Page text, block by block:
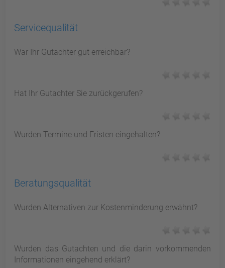
Servicequalität
War Ihr Gutachter gut erreichbar?
Hat Ihr Gutachter Sie zurückgerufen?
Wurden Termine und Fristen eingehalten?
Beratungsqualität
Wurden Alternativen zur Kostenminderung erwähnt?
Wurden das Gutachten und die darin vorkommenden
Informationen eingehend erklärt?